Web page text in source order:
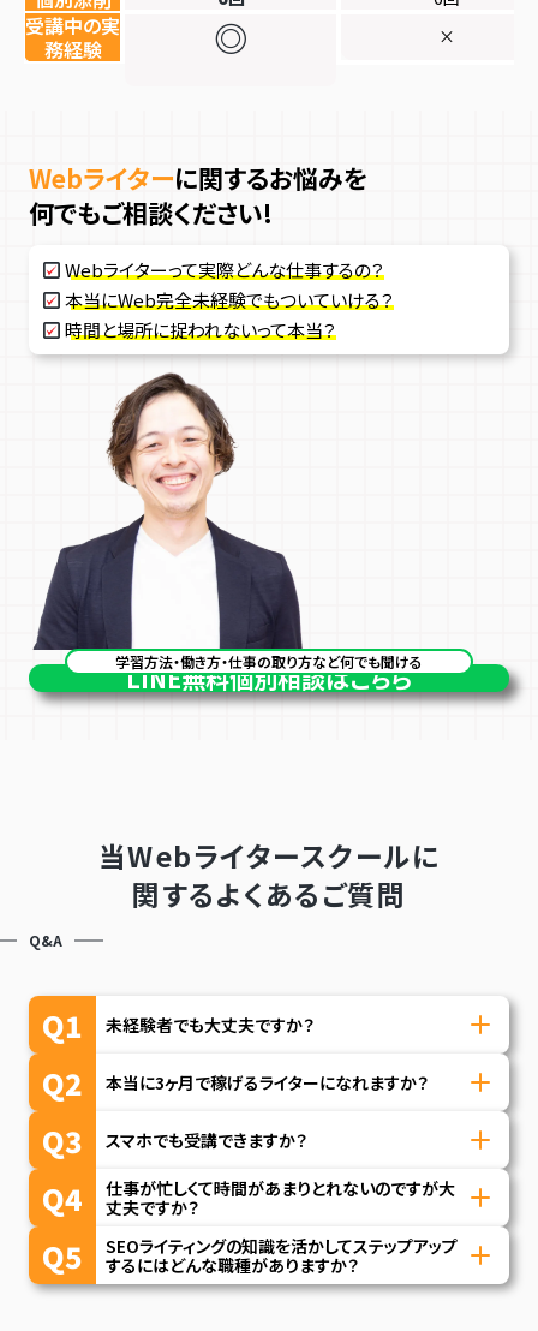
受講中の実
務経験
◎ ×
Webライターに関するお悩みを
何でもご相談ください!
Webライターって実際どんな仕事するの？
本当にWeb完全未経験でもついていける？
時間と場所に捉われないって本当？
学習方法・働き方・仕事の取り方など何でも聞ける
LINE無料個別相談はこちら
当Webライタースクールに
関するよくあるご質問
Q&A
Q1 未経験者でも大丈夫ですか？
A1
者です。質問チャットの完備、ロードマップをご用意
Q2 本当に3ヶ月で稼げるライターになれますか？
A2
受けることで、「仕事獲得できるライティングスキ
には実績が求められますが、本講座では、実際の法
き、案件実績としてご活用いただけます。（条件は動
画講義を閲覧した上で、指定した宿題を受講するこ
とです。）そのため、あとは行動すれば案件獲得が
Q3 スマホでも受講できますか？
A3
動画講義の視聴自体はスマホでも可能です。しかし
宿題に取り組むことやライターとして活動すること
を踏まえましても、パソコンでの受講をおすすめし
ています。（Mac、Windowsどちらも可能です。）
Q4
仕事が忙しくて時間があまりとれないのですが大
丈夫ですか？
A4
動画講義自体は時間や場所にとらわれず受講が可
能なので、家事や育児、通勤通学の隙間時間など仕
事終わりや週末の時間でも十分にスキルを身につ
Q5
SEOライティングの知識を活かしてステップアップ
するにはどんな職種がありますか？
SEOライティングからのステップアップとしては、ラ